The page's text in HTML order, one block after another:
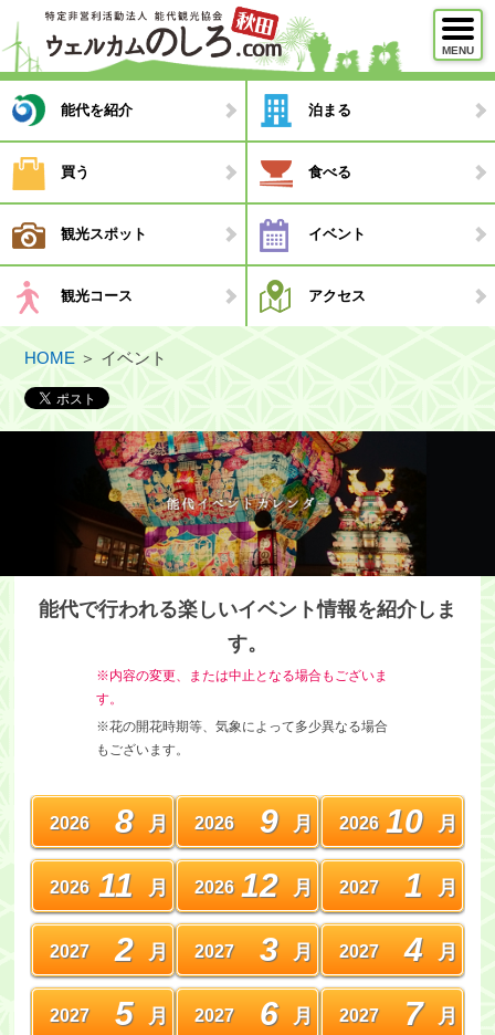
MENU
メニュー
泊まる
買う
食べる
観光スポット
・モデルコース
・観光ガイド
・ツアー
アクセス
能代観光協会について
会員募集
会員一覧
お問い合わせ
能代を紹介 泊まる
買う 食べる
観光スポット イベント
観光コース アクセス
HOME ＞ イベント
能代で行われる楽しいイベント情報を紹介しま
す。
※内容の変更、または中止となる場合もございま
す。
※花の開花時期等、気象によって多少異なる場合
もございます。
2026 8 月 2026 9 月 2026 10 月
2026 11 月 2026 12 月 2027 1 月
2027 2 月 2027 3 月 2027 4 月
2027 5 月 2027 6 月 2027 7 月